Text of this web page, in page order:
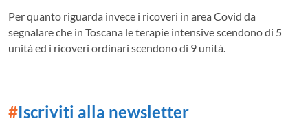
Per quanto riguarda invece i ricoveri in area Covid da
segnalare che in Toscana le terapie intensive scendono di 5
unità ed i ricoveri ordinari scendono di 9 unità.
#Iscriviti alla newsletter